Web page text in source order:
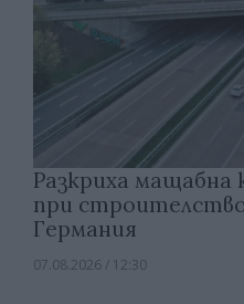
Разкриха мащабна
при
Германия
07.08.2026 / 12:30